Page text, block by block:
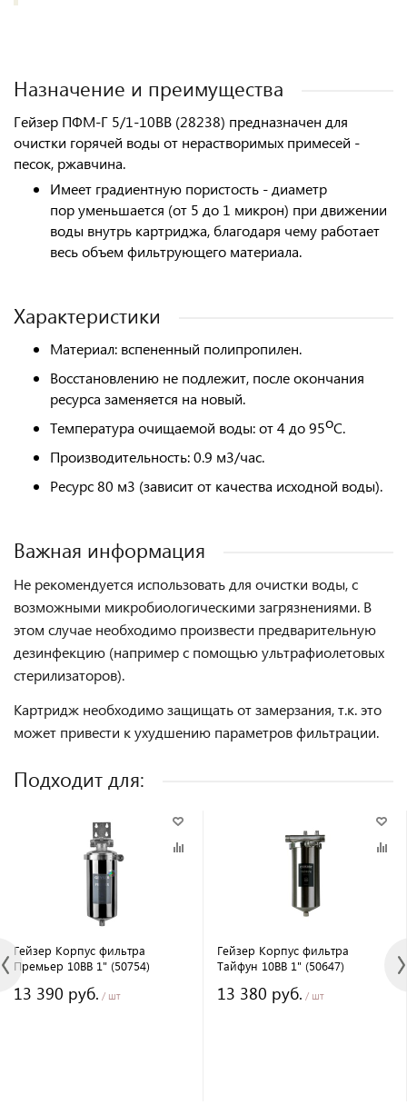
Назначение и преимущества
Гейзер ПФМ-Г 5/1-10BB (28238) предназначен для
очистки горячей воды от нерастворимых примесей -
песок, ржавчина.
Имеет градиентную пористость - диаметр
пор уменьшается (от 5 до 1 микрон) при движении
воды внутрь картриджа, благодаря чему работает
весь объем фильтрующего материала.
Характеристики
Материал: вспененный полипропилен.
Восстановлению не подлежит, после окончания
ресурса заменяется на новый.
Температура очищаемой воды:от 4 до 95оС.
Производительность:0.9 м3/час.
Ресурс80 м3 (зависит от качества исходной воды).
Важная информация
Не рекомендуется использовать для очистки воды, с
возможными микробиологическими загрязнениями. В
этом случае необходимо произвести предварительную
дезинфекцию (например с помощью ультрафиолетовых
стерилизаторов).
Картридж необходимо защищать от замерзания, т.к. это
может привести к ухудшению параметров фильтрации.
Подходит для:
Гейзер Корпус фильтра
Премьер 10BB 1" (50754)
13 390 руб. / шт
Гейзер Корпус фильтра
Тайфун 10BB 1" (50647)
13 380 руб. / шт